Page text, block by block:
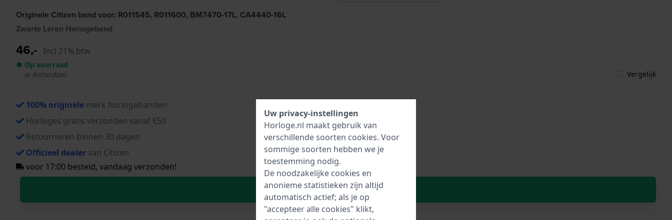
Originele Citizen band voor: R011545, R011600, BM7470-17L, CA4440-16L
Zwarte Leren Horlogeband
46,- Incl 21% btw
● Op voorraad
in Rotterdam
Vergelijk
100% originele merk horlogebanden
Horloges gratis verzonden vanaf €50
Retourneren binnen 30 dagen
Officieel dealervan Citizen
voor 17:00 besteld, vandaag verzonden!
In Winkelwagen
Uw privacy-instellingen
Horloge.nl maakt gebruik van
verschillende soorten cookies. Voor
sommige soorten hebben we je
toestemming nodig.
De noodzakelijke cookies en
anonieme statistieken zijn altijd
automatisch actief; als je op
"accepteer alle cookies" klikt,